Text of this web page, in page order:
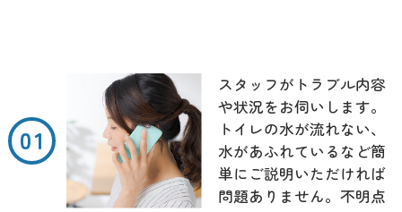
スタッフがトラブル内容
や状況をお伺いします。
トイレの水が流れない、
水があふれているなど簡
単にご説明いただければ
問題ありません。不明点